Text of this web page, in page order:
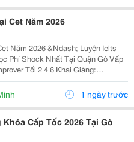
Cet Năm 2026
Năm 2026 &Ndash; Luyện Ielts
Ký 2/ Ielts...
1 ngày trước
Cấp Tốc 2026 Tại Gò